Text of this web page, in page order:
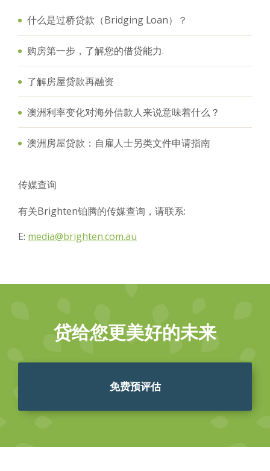
什么是过桥贷款（Bridging Loan）？
购房第一步，了解您的借贷能力.
了解房屋贷款再融资
澳洲利率变化对海外借款人来说意味着什么？
澳洲房屋贷款：自雇人士另类文件申请指南
传媒查询
有关Brighten铂腾的传媒查询，请联系:
E: media@brighten.com.au
贷给您更美好的未来
免费预评估